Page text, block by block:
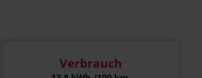
Verbrauch